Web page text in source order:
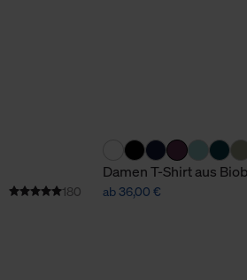
180
Damen T-Shirt aus
ab 36,00 €